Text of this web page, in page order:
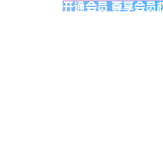
开通会员 尊享会员